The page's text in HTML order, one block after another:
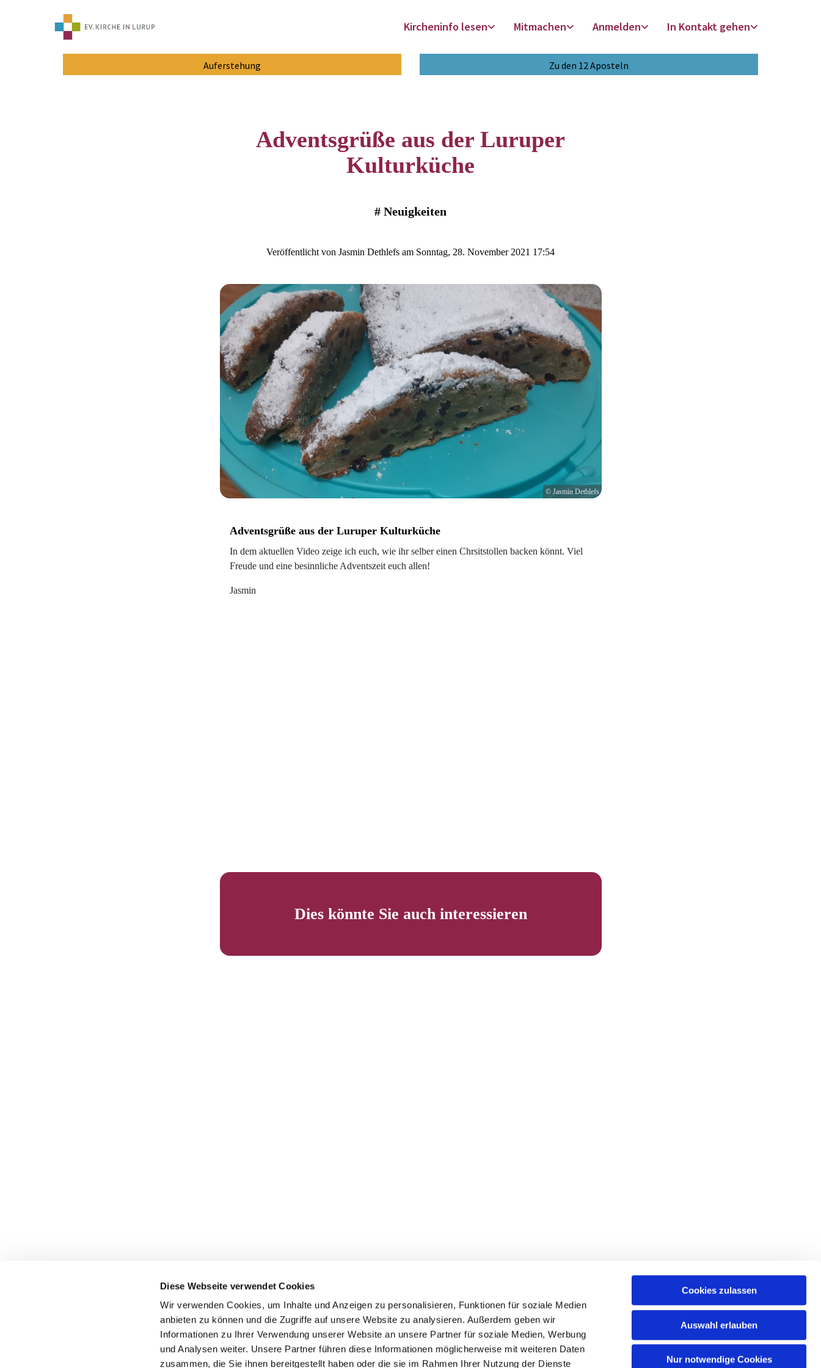
Diese Webseite verwendet Cookies
Wir verwenden Cookies, um Inhalte und Anzeigen zu personalisieren, Funktionen für soziale Medien
anbieten zu können und die Zugriffe auf unsere Website zu analysieren. Außerdem geben wir
Informationen zu Ihrer Verwendung unserer Website an unsere Partner für soziale Medien, Werbung
und Analysen weiter. Unsere Partner führen diese Informationen möglicherweise mit weiteren Daten
zusammen, die Sie ihnen bereitgestellt haben oder die sie im Rahmen Ihrer Nutzung der Dienste
Cookies zulassen
Auswahl erlauben
Nur notwendige Cookies
Kircheninfo lesen Mitmachen Anmelden In Kontakt gehen
Auferstehung Zu den 12 Aposteln
Adventsgrüße aus der Luruper
Kulturküche
# Neuigkeiten
Veröffentlicht von Jasmin Dethlefs am Sonntag, 28. November 2021 17:54
© Jasmin Dethlefs
Adventsgrüße aus der Luruper Kulturküche
In dem aktuellen Video zeige ich euch, wie ihr selber einen Chrsitstollen backen könnt. Viel
Freude und eine besinnliche Adventszeit euch allen!
Jasmin
Dies könnte Sie auch interessieren